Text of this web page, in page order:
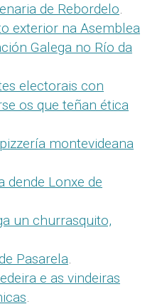
de Rebordelo.
exterior na Asemblea
Galega no Río da
electorais con
os que teñan ética
montevideana
dende Lonxe de
un churrasquito,
Pasarela.
e as vindeiras
.